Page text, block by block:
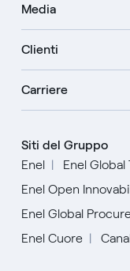
Media
Clienti
Carriere
Siti del Gruppo
Enel
Enel Global
Enel Open
Enel Global
Enel Cuore